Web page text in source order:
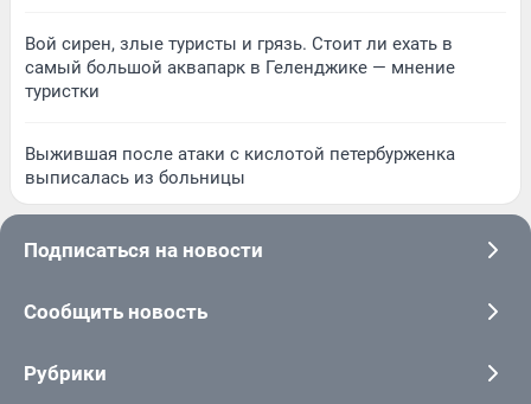
Вой сирен, злые туристы и грязь. Стоит ли ехать в
самый большой аквапарк в Геленджике — мнение
туристки
Выжившая после атаки с кислотой петербурженка
выписалась из больницы
Подписаться на новости
Сообщить новость
Рубрики